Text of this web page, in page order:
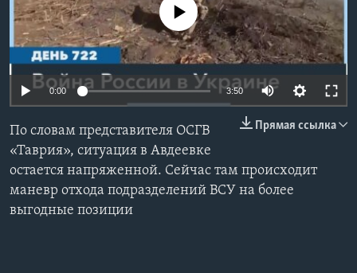
Learning English
СОЦИАЛЬНЫЕ СЕТИ
Языки
No media source currently available
0:00 3:50
Прямая ссылка
По словам представителя ОСГВ
«Таврия», ситуация в Авдеевке
остается напряженной. Сейчас там происходит
маневр отхода подразделений ВСУ на более
выгодные позиции